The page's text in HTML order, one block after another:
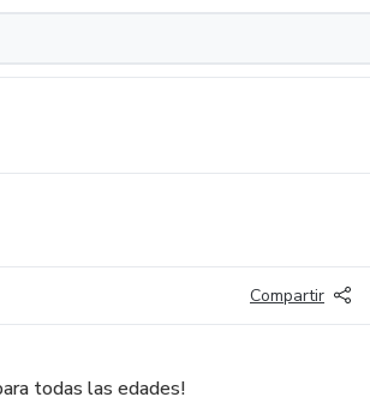
Compartir
todas las edades!